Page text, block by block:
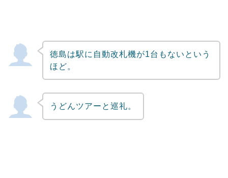
徳島は駅に自動改札機が1台もないという
ほど。
うどんツアーと巡礼。